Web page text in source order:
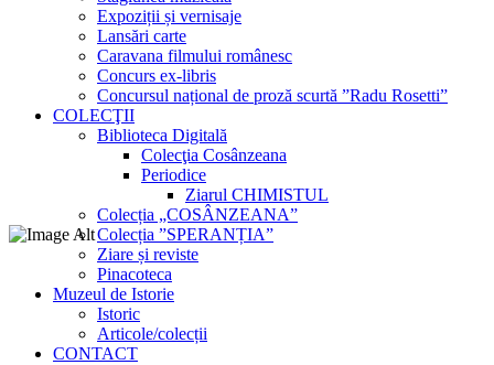
Expoziții și vernisaje
Lansări carte
Caravana filmului românesc
Concurs ex-libris
Concursul național de proză scurtă ”Radu Rosetti”
COLECŢII
Biblioteca Digitală
Colecţia Cosânzeana
Periodice
Ziarul CHIMISTUL
Colecția „COSÂNZEANA”
Colecția ”SPERANȚIA”
Ziare și reviste
Pinacoteca
Muzeul de Istorie
Istoric
Articole/colecții
CONTACT